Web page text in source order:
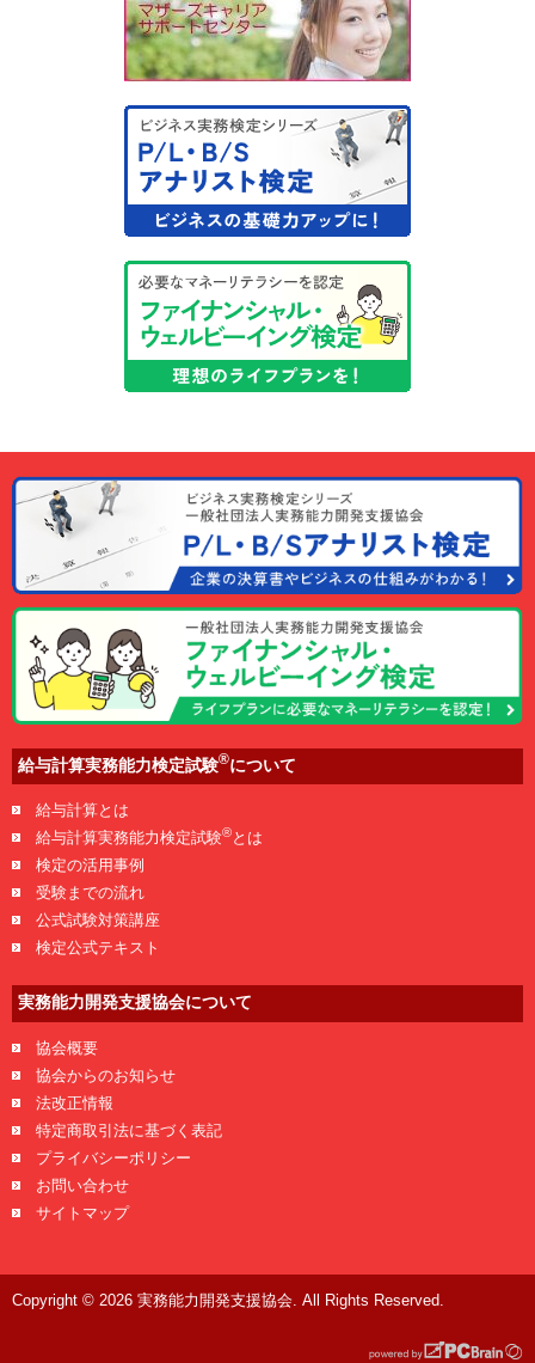
給与計算実務能力検定試験®について
給与計算とは
給与計算実務能力検定試験®とは
検定の活用事例
受験までの流れ
公式試験対策講座
検定公式テキスト
実務能力開発支援協会について
協会概要
協会からのお知らせ
法改正情報
特定商取引法に基づく表記
プライバシーポリシー
お問い合わせ
サイトマップ
Copyright © 2026 実務能力開発支援協会. All Rights Reserved.